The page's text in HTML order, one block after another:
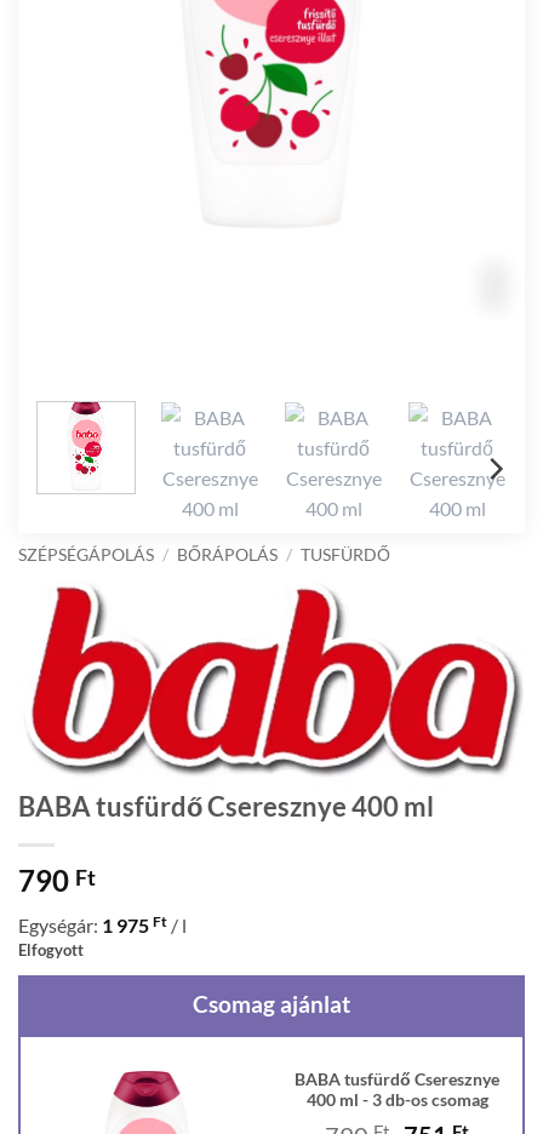
SZÉPSÉGÁPOLÁS / BŐRÁPOLÁS / TUSFÜRDŐ
BABA tusfürdő Cseresznye 400 ml
790 Ft
Egységár: 1 975 Ft / l
Elfogyott
Csomag ajánlat
BABA tusfürdő Cseresznye
400 ml - 3 db-os csomag